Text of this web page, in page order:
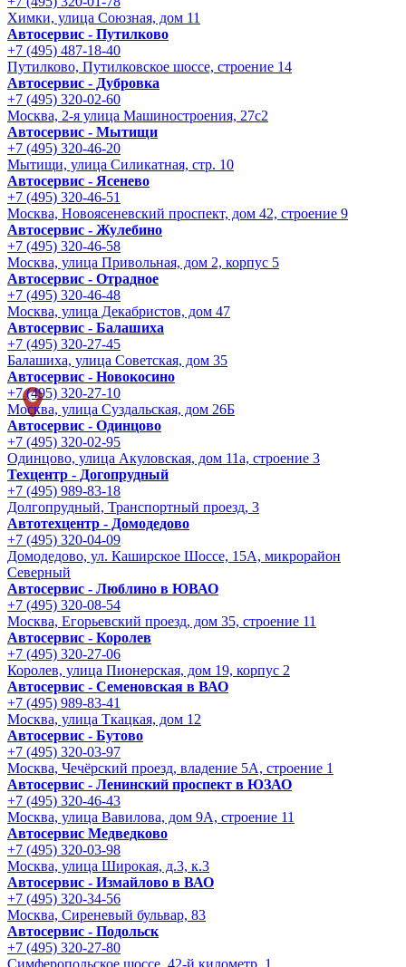
Химки, улица Союзная, дом 11
Автосервис - Путилково
+7 (495) 487-18-40
Путилково, Путилковское шоссе, строение 14
Автосервис - Дубровка
+7 (495) 320-02-60
Москва, 2-я улица Машиностроения, 27с2
Автосервис - Мытищи
+7 (495) 320-46-20
Мытищи, улица Силикатная, стр. 10
Автосервис - Ясенево
+7 (495) 320-46-51
Москва, Новоясеневский проспект, дом 42, строение 9
Автосервис - Жулебино
+7 (495) 320-46-58
Москва, улица Привольная, дом 2, корпус 5
Автосервис - Отрадное
+7 (495) 320-46-48
Москва, улица Декабристов, дом 47
Автосервис - Балашиха
+7 (495) 320-27-45
Балашиха, улица Советская, дом 35
Автосервис - Новокосино
+7 (495) 320-27-10
Москва, улица Суздальская, дом 26Б
Автосервис - Одинцово
+7 (495) 320-02-95
Одинцово, улица Акуловская, дом 11а, строение 3
Техцентр - Догопрудный
+7 (495) 989-83-18
Долгопрудный, Транспортный проезд, 3
Автотехцентр - Домодедово
+7 (495) 320-04-09
Домодедово, ул. Каширское Шоссе, 15А, микрорайон
Северный
Автосервис - Люблино в ЮВАО
+7 (495) 320-08-54
Москва, Егорьевский проезд, дом 35, строение 11
Автосервис - Королев
+7 (495) 320-27-06
Королев, улица Пионерская, дом 19, корпус 2
Автосервис - Семеновская в ВАО
+7 (495) 989-83-41
Москва, улица Ткацкая, дом 12
Автосервис - Бутово
+7 (495) 320-03-97
Москва, Чечёрский проезд, владение 5А, строение 1
Автосервис - Ленинский проспект в ЮЗАО
+7 (495) 320-46-43
Москва, улица Вавилова, дом 9A, строение 11
Автосервис Медведково
+7 (495) 320-03-98
Москва, улица Широкая, д.3, к.3
Автосервис - Измайлово в ВАО
+7 (495) 320-34-56
Москва, Сиреневый бульвар, 83
Автосервис - Подольск
+7 (495) 320-27-80
Симферопольское шоссе, 42-й километр, 1